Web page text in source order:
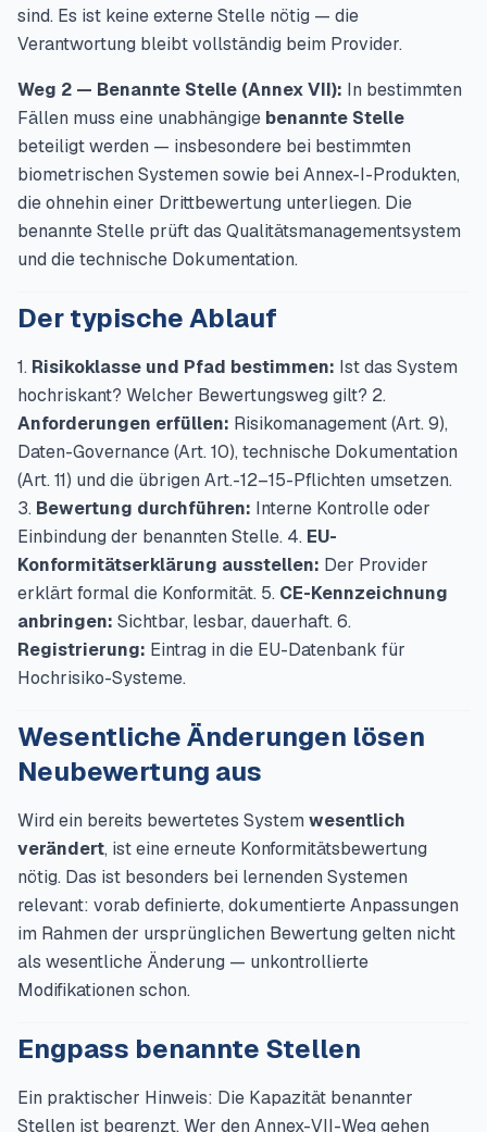
sind. Es ist keine externe Stelle nötig — die
Verantwortung bleibt vollständig beim Provider.
Weg 2 — Benannte Stelle (Annex VII): In bestimmten
Fällen muss eine unabhängige benannte Stelle
beteiligt werden — insbesondere bei bestimmten
biometrischen Systemen sowie bei Annex-I-Produkten,
die ohnehin einer Drittbewertung unterliegen. Die
benannte Stelle prüft das Qualitätsmanagementsystem
und die technische Dokumentation.
Der typische Ablauf
1. Risikoklasse und Pfad bestimmen: Ist das System
hochriskant? Welcher Bewertungsweg gilt? 2.
Anforderungen erfüllen: Risikomanagement (Art. 9),
Daten-Governance (Art. 10), technische Dokumentation
(Art. 11) und die übrigen Art.-12–15-Pflichten umsetzen.
3. Bewertung durchführen: Interne Kontrolle oder
Einbindung der benannten Stelle. 4. EU-
Konformitätserklärung ausstellen: Der Provider
erklärt formal die Konformität. 5. CE-Kennzeichnung
anbringen: Sichtbar, lesbar, dauerhaft. 6.
Registrierung: Eintrag in die EU-Datenbank für
Hochrisiko-Systeme.
Wesentliche Änderungen lösen
Neubewertung aus
Wird ein bereits bewertetes System wesentlich
verändert, ist eine erneute Konformitätsbewertung
nötig. Das ist besonders bei lernenden Systemen
relevant: vorab definierte, dokumentierte Anpassungen
im Rahmen der ursprünglichen Bewertung gelten nicht
als wesentliche Änderung — unkontrollierte
Modifikationen schon.
Engpass benannte Stellen
Ein praktischer Hinweis: Die Kapazität benannter
Stellen ist begrenzt. Wer den Annex-VII-Weg gehen